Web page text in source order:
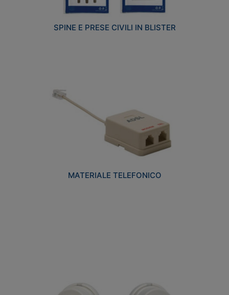
SPINE E PRESE CIVILI IN BLISTER
MATERIALE TELEFONICO